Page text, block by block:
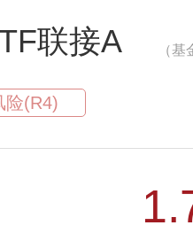
联接A （
险(R4)